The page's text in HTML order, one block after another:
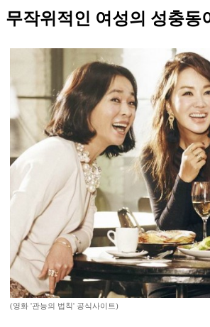
무작위적인 여성의 성충동
(영화 '관능의 법칙' 공식사이트)